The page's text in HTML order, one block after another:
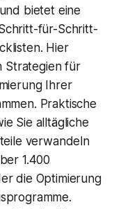
bietet eine
für-Schritt-
Hier
Strategien für
Ihrer
Praktische
Sie alltägliche
verwandeln
1.400
die Optimierung